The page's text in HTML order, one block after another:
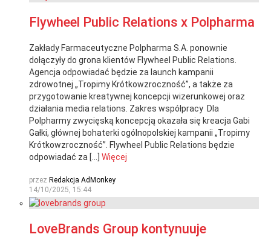
Flywheel Public Relations x Polpharma
Zakłady Farmaceutyczne Polpharma S.A. ponownie
dołączyły do grona klientów Flywheel Public Relations.
Agencja odpowiadać będzie za launch kampanii
zdrowotnej „Tropimy Krótkowzroczność”, a także za
przygotowanie kreatywnej koncepcji wizerunkowej oraz
działania media relations. Zakres współpracy Dla
Polpharmy zwycięską koncepcją okazała się kreacja Gabi
Gałki, głównej bohaterki ogólnopolskiej kampanii „Tropimy
Krótkowzroczność”. Flywheel Public Relations będzie
odpowiadać za […] Więcej
przez Redakcja AdMonkey
14/10/2025, 15:44
LoveBrands Group kontynuuje